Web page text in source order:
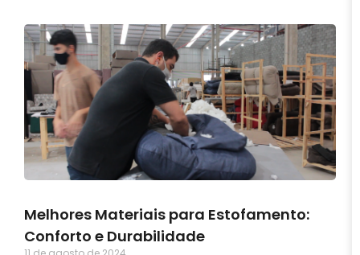
Melhores Materiais para Estofamento:
Conforto e Durabilidade